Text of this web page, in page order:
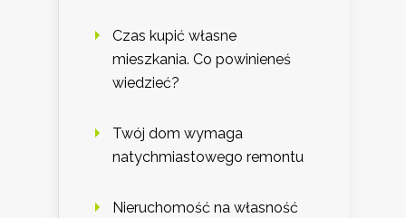
Czas kupić własne
mieszkania. Co powinieneś
wiedzieć?
Twój dom wymaga
natychmiastowego remontu
Nieruchomość na własność